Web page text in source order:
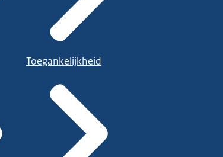
Toegankelijkheid